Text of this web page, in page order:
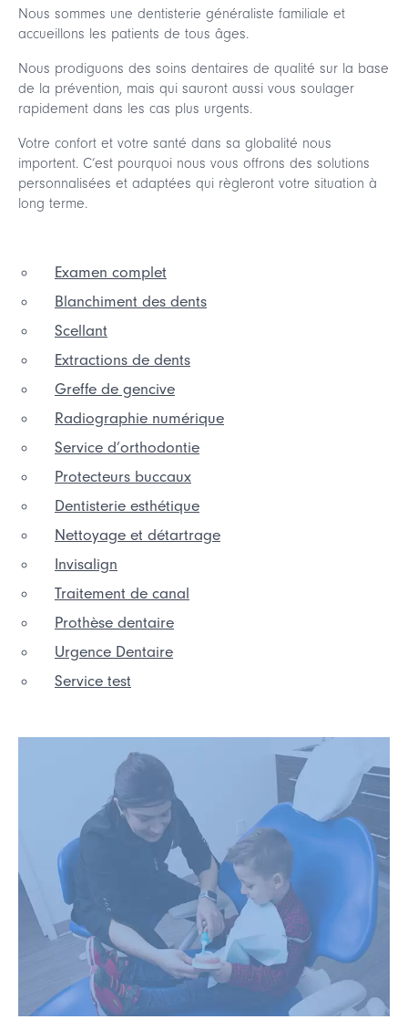
Nous sommes une dentisterie généraliste familiale et
accueillons les patients de tous âges.
Nous prodiguons des soins dentaires de qualité sur la base
de la prévention, mais qui sauront aussi vous soulager
rapidement dans les cas plus urgents.
Votre confort et votre santé dans sa globalité nous
importent. C’est pourquoi nous vous offrons des solutions
personnalisées et adaptées qui règleront votre situation à
long terme.
Examen complet
Blanchiment des dents
Scellant
Extractions de dents
Greffe de gencive
Radiographie numérique
Service d’orthodontie
Protecteurs buccaux
Dentisterie esthétique
Nettoyage et détartrage
Invisalign
Traitement de canal
Prothèse dentaire
Urgence Dentaire
Service test